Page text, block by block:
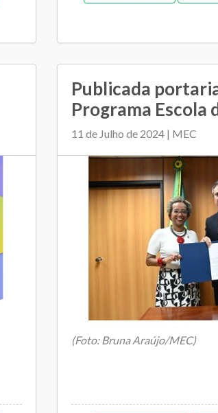
Publicada
Programa Escola
11 de Julho de 2024 | MEC
(Foto: Bruna Araújo/MEC)